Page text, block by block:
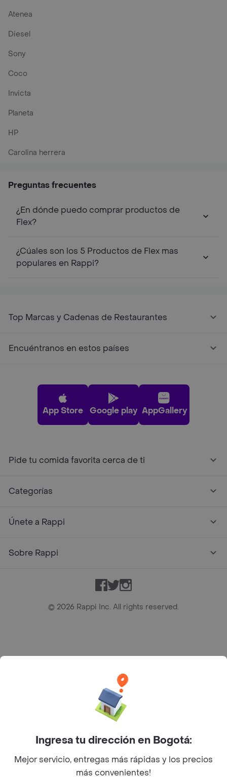
Atenea
Diesel
Sony
Coco
Invicta
Planeta
HP
Carolina herrera
Preguntas frecuentes
¿En dónde puedo comprar productos de
Flex?
¿Cúales son los 5 Productos de Flex mas
populares en Rappi?
Top Marcas y Cadenas de Restaurantes
Encuéntranos en estos países
App Store Google play AppGallery
Pide tu comida favorita cerca de ti
Categorías
Únete a Rappi
Sobre Rappi
Facebook
TwitterInstagram
© 2026 Rappi Inc. All rights reserved.
Bogotá D.C. --- notificacionesrappi@rappi.com
Ingresa tu dirección en Bogotá:
Mejor servicio, entregas más rápidas y los precios
más convenientes!